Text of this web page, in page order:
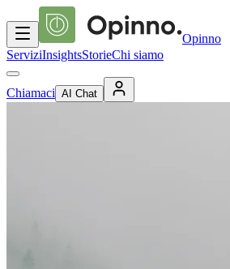
Opinno
ServiziInsightsStorieChi siamo
Chiamaci AI Chat